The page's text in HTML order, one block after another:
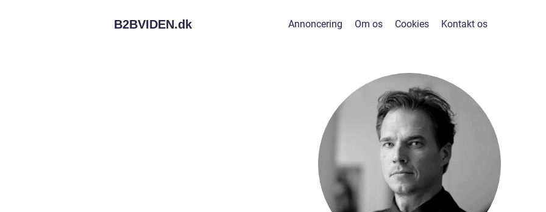
B2BVIDEN.dk Annoncering Om os Cookies Kontakt os